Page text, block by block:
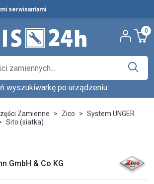
serwisantami
0
w katalogu.
Wyszukaj
wyszukiwarkę po urządzeniu
Zamienne Zico
System UNGER
Sito (siatka)
GmbH & Co KG